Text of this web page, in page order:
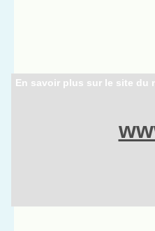
En savoir plus sur le site du